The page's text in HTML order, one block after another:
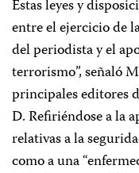
Estas leyes y
entre el ejercicio de
del periodista y el
terrorismo”, señaló
principales editores
D. Refiriéndose a la
relativas a la
como a una